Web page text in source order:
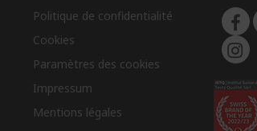
Politique de confidentialité
Cookies
Paramètres des cookies
Impressum
Mentions légales